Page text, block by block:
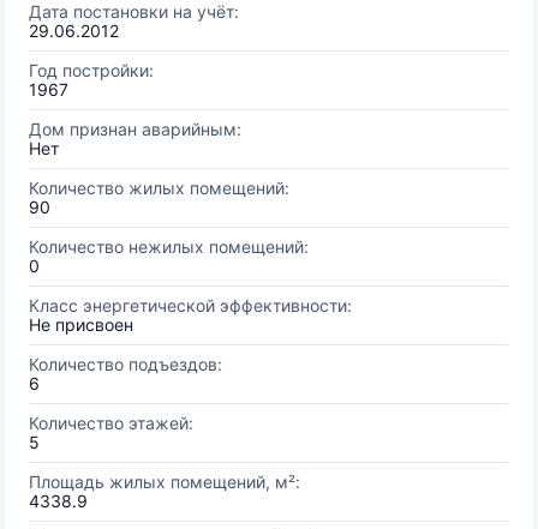
Дата постановки на учёт:
29.06.2012
Год постройки:
1967
Дом признан аварийным:
Нет
Количество жилых помещений:
90
Количество нежилых помещений:
0
Класс энергетической эффективности:
Не присвоен
Количество подъездов:
6
Количество этажей:
5
Площадь жилых помещений, м²:
4338.9